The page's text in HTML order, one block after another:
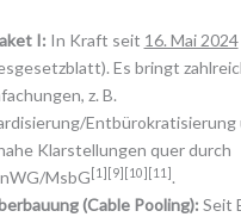
I: In Kraft seit 16. Mai 2024
Es bringt
z. B.
Entbürokratisierung
Klarstellungen quer durch
MsbG [1][9][10][11] .
(Cable Pooling): Seit